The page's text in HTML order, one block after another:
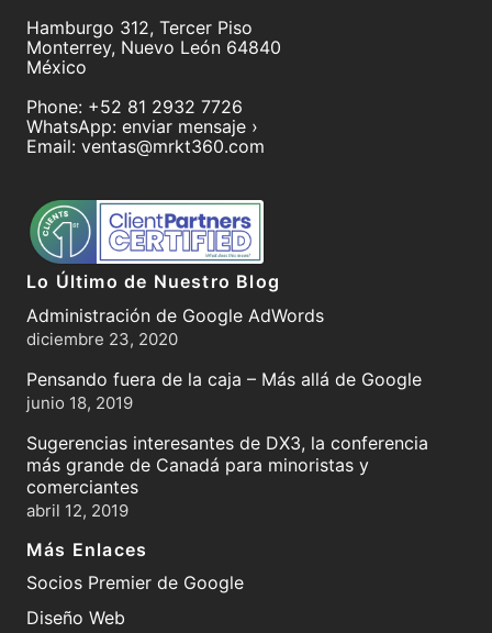
Hamburgo 312, Tercer Piso
Monterrey, Nuevo León 64840
México
Phone: +52 81 2932 7726
WhatsApp: enviar mensaje ›
Email: ventas@mrkt360.com
Lo Último de Nuestro Blog
Administración de Google AdWords
diciembre 23, 2020
Pensando fuera de la caja – Más allá de Google
junio 18, 2019
Sugerencias interesantes de DX3, la conferencia
más grande de Canadá para minoristas y
comerciantes
abril 12, 2019
Más Enlaces
Socios Premier de Google
Diseño Web